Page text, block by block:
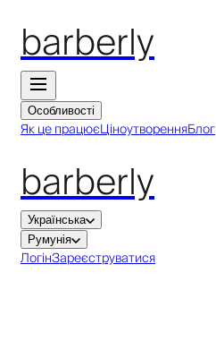
barberly
Особливості
Як це працюєЦіноутворенняБлог
barberly
Українська
Румунія
ЛогінЗареєструватися